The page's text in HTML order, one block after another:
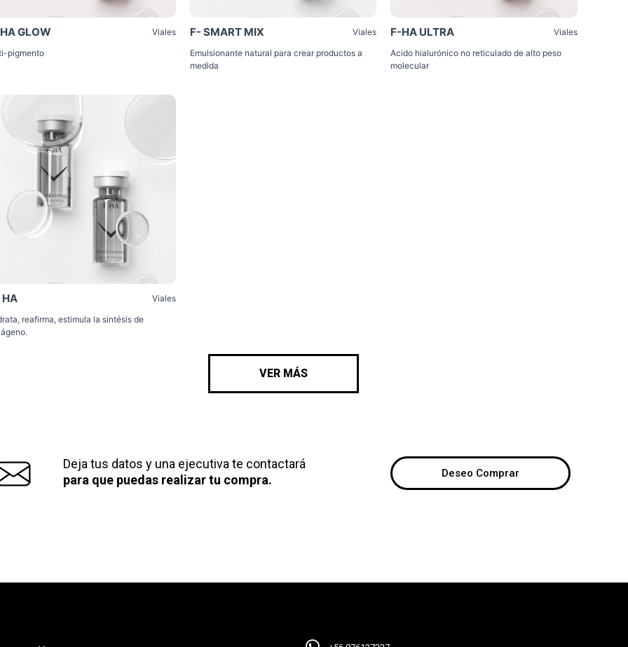
GLOW
Viales
pigmento
F- SMART MIX
Viales
Emulsionante natural para crear productos a
medida
F-HA ULTRA
Viales
Acido hialurónico no reticulado de alto peso
molecular
Viales
reafirma, estimula la sintésis de
VER MÁS
Deja tus datos y una ejecutiva te contactará
para que puedas realizar tu compra.
Deseo Comprar